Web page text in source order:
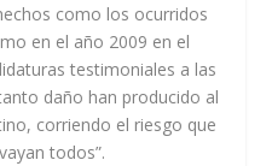
como los ocurridos
en el año 2009 en el
testimoniales a las
daño han producido al
corriendo el riesgo que
todos”.